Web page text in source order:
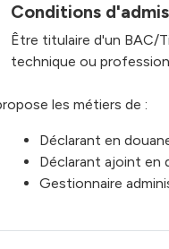
Conditions
Être titulaire d'un BAC/
technique ou
les métiers de :
Déclarant en
Déclarant ajoint en
Gestionnaire